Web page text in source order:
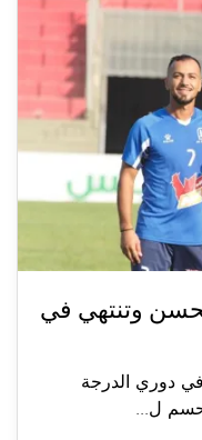
وتنتهي في
دوري الدرجة
حسم ل...